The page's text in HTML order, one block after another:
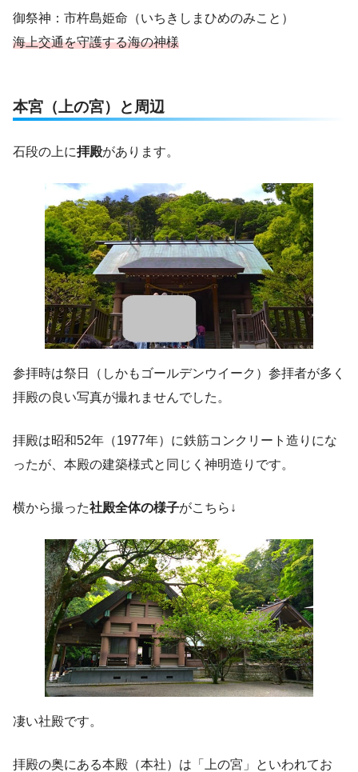
御祭神：市杵島姫命（いちきしまひめのみこと）
海上交通を守護する海の神様
本宮（上の宮）と周辺
石段の上に拝殿があります。
参拝時は祭日（しかもゴールデンウイーク）参拝者が多く
拝殿の良い写真が撮れませんでした。
拝殿は昭和52年（1977年）に鉄筋コンクリート造りにな
ったが、本殿の建築様式と同じく神明造りです。
横から撮った社殿全体の様子がこちら↓
凄い社殿です。
拝殿の奥にある本殿（本社）は「上の宮」といわれてお